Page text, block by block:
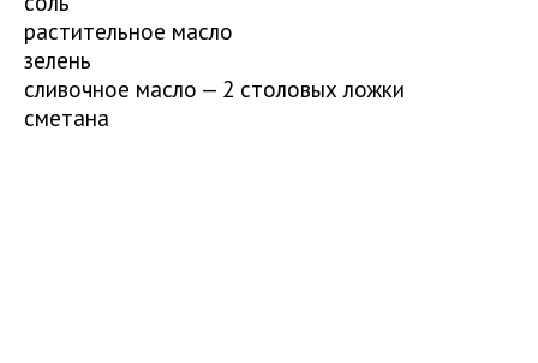
растительное масло
зелень
сливочное масло — 2 столовых ложки
сметана